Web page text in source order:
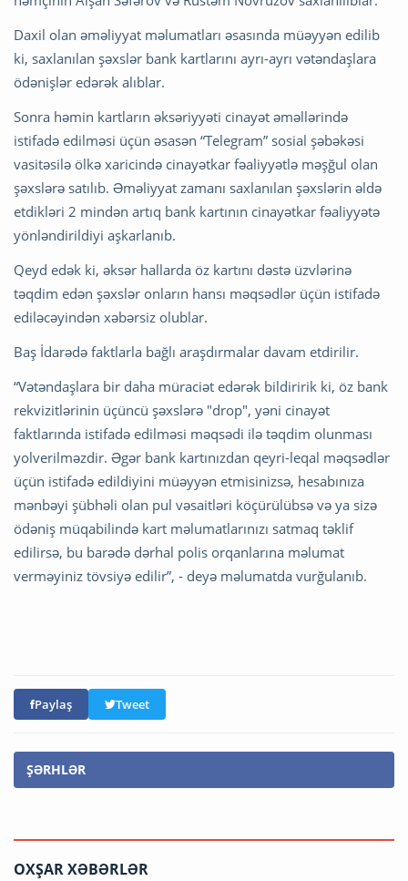
Daxil olan əməliyyat məlumatları əsasında müəyyən edilib
ki, saxlanılan şəxslər bank kartlarını ayrı-ayrı vətəndaşlara
ödənişlər edərək alıblar.
Sonra həmin kartların əksəriyyəti cinayət əməllərində
istifadə edilməsi üçün əsasən “Telegram” sosial şəbəkəsi
vasitəsilə ölkə xaricində cinayətkar fəaliyyətlə məşğul olan
şəxslərə satılıb. Əməliyyat zamanı saxlanılan şəxslərin əldə
etdikləri 2 mindən artıq bank kartının cinayətkar fəaliyyətə
yönləndirildiyi aşkarlanıb.
Qeyd edək ki, əksər hallarda öz kartını dəstə üzvlərinə
təqdim edən şəxslər onların hansı məqsədlər üçün istifadə
ediləcəyindən xəbərsiz olublar.
Baş İdarədə faktlarla bağlı araşdırmalar davam etdirilir.
“Vətəndaşlara bir daha müraciət edərək bildiririk ki, öz bank
rekvizitlərinin üçüncü şəxslərə "drop", yəni cinayət
faktlarında istifadə edilməsi məqsədi ilə təqdim olunması
yolverilməzdir. Əgər bank kartınızdan qeyri-leqal məqsədlər
üçün istifadə edildiyini müəyyən etmisinizsə, hesabınıza
mənbəyi şübhəli olan pul vəsaitləri köçürülübsə və ya sizə
ödəniş müqabilində kart məlumatlarınızı satmaq təklif
edilirsə, bu barədə dərhal polis orqanlarına məlumat
verməyiniz tövsiyə edilir”, - deyə məlumatda vurğulanıb.
Paylaş Tweet
ŞƏRHLƏR
OXŞAR XƏBƏRLƏR